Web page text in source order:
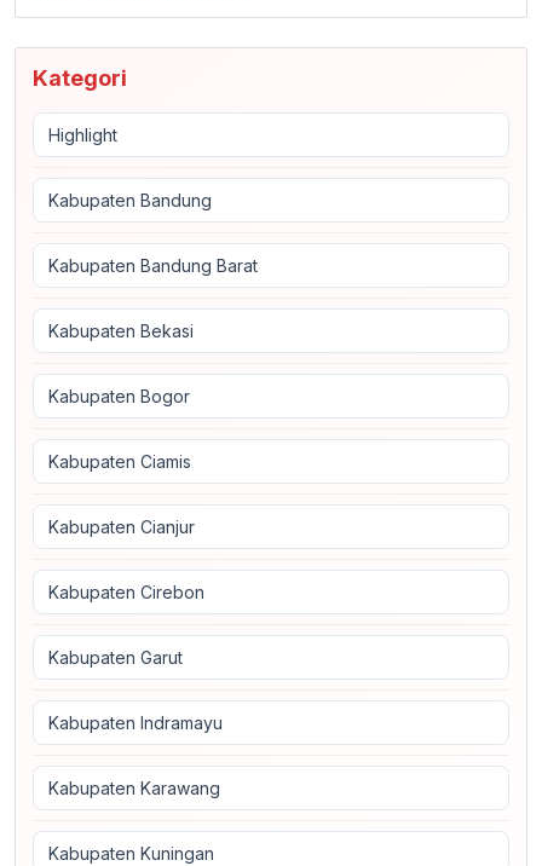
Kategori
Highlight
Kabupaten Bandung
Kabupaten Bandung Barat
Kabupaten Bekasi
Kabupaten Bogor
Kabupaten Ciamis
Kabupaten Cianjur
Kabupaten Cirebon
Kabupaten Garut
Kabupaten Indramayu
Kabupaten Karawang
Kabupaten Kuningan